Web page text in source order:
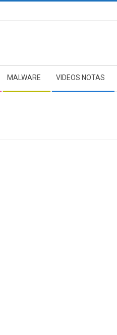
MALWARE VIDEOS NOTAS